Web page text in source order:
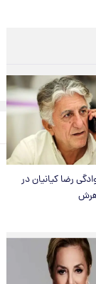
رضا کیانیان در